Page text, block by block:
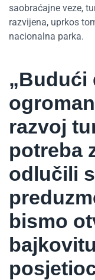
saobraćajne veze,
razvijena, uprkos
nacionalna parka.
„Budući
razvoj
potreba
odlučili
bismo